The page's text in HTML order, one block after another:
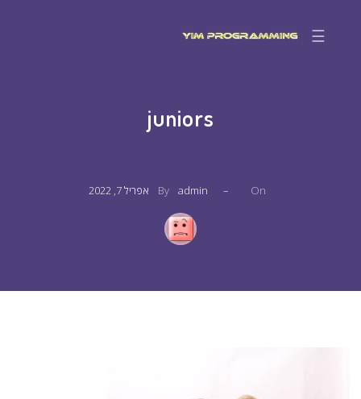
☰
juniors
By admin – On אפריל 7, 2022